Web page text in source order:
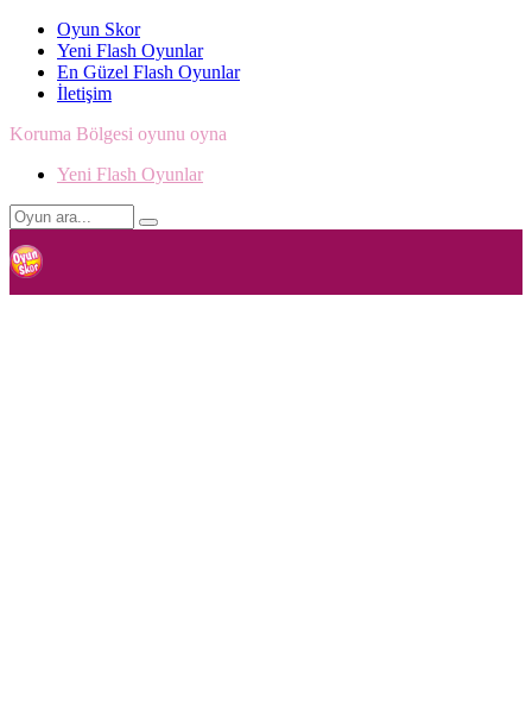
Oyun Skor
Yeni Flash Oyunlar
En Güzel Flash Oyunlar
İletişim
Koruma Bölgesi oyunu oyna
Yeni Flash Oyunlar